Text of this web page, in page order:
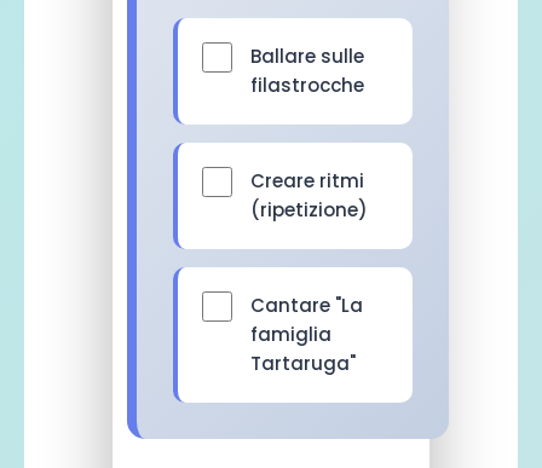
Ballare sulle
filastrocche
Creare ritmi
(ripetizione)
Cantare "La
famiglia
Tartaruga"